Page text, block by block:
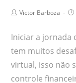
Victor Barboza
Iniciar a jornada
tem muitos
virtual, isso não
controle